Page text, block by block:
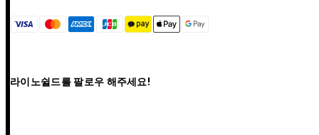
라이노쉴드를 팔로우 해주세요!